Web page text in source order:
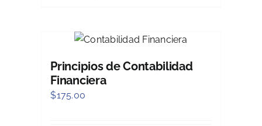
Principios de Contabilidad
Financiera
$175.00